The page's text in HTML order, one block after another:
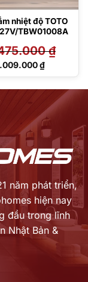
nhiệt độ TOTO
TBW01008A
₫
Giá
11.475.000 ₫.
₫
Giá
9.009.000 ₫.
năm phát triển,
hiện nay
đầu trong lĩnh
Nhật Bản &